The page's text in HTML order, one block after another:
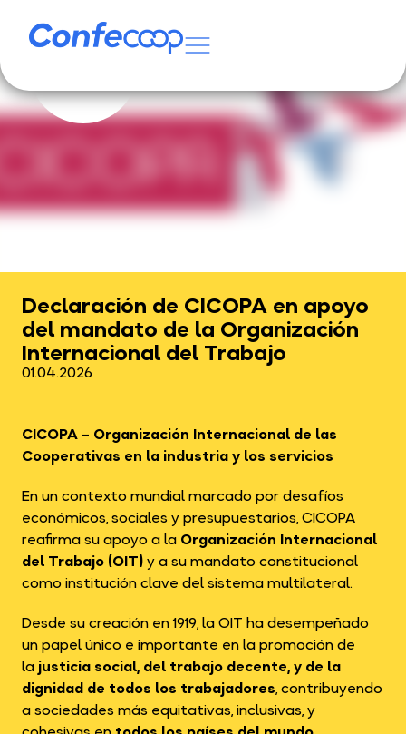
Declaración de CICOPA en apoyo
del mandato de la Organización
Internacional del Trabajo
01.04.2026
CICOPA – Organización Internacional de las
Cooperativas en la industria y los servicios
En un contexto mundial marcado por desafíos
económicos, sociales y presupuestarios, CICOPA
reafirma su apoyo a laOrganización Internacional
del Trabajo (OIT)y a su mandato constitucional
como institución clave del sistema multilateral.
Desde su creación en 1919, la OIT ha desempeñado
un papel único e importante en la promoción de
lajusticia social, del trabajo decente, y de la
dignidad de todos los trabajadores, contribuyendo
a sociedades más equitativas, inclusivas, y